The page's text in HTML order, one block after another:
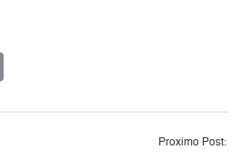
Proximo Post: